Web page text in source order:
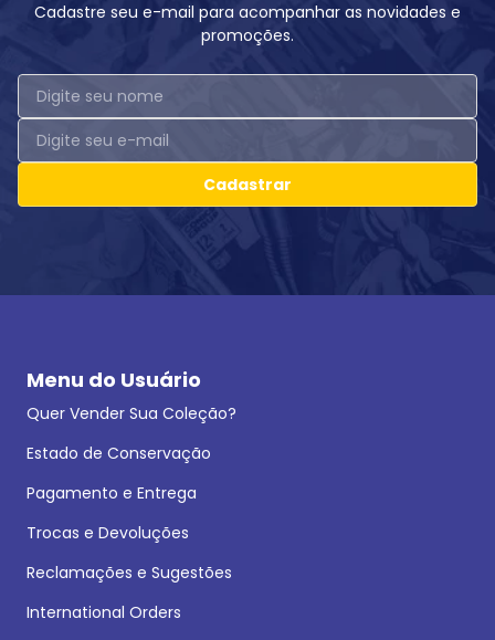
Cadastre seu e-mail para acompanhar as novidades e
promoções.
Cadastrar
Menu do Usuário
Quer Vender Sua Coleção?
Estado de Conservação
Pagamento e Entrega
Trocas e Devoluções
Reclamações e Sugestões
International Orders